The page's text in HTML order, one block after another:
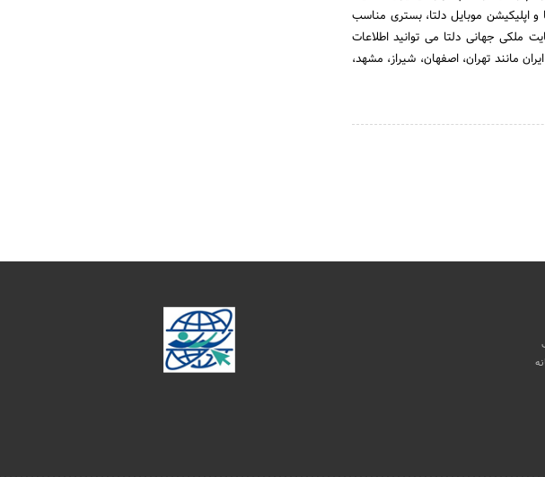
اپلیکیشن موبایل دلتا، بستری مناسب
ملکی جهانی دلتا می توانید اطلاعات
مانند تهران، اصفهان، شیراز، مشهد،